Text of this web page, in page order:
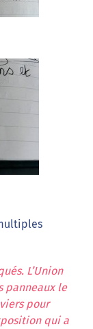
L’Union
panneaux le
pour
qui a